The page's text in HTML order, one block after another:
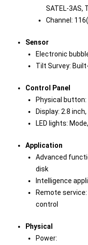
SATEL-3AS,
Channel:
Sensor
Electronic
Tilt Survey:
Control Panel
Physical
Display: 2.8
LED lights:
Application
Advanced
disk
Intelligence
Remote
control
Physical
Power: